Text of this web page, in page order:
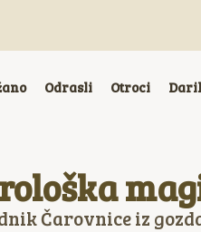
Odrasli Otroci
Čarovnice iz